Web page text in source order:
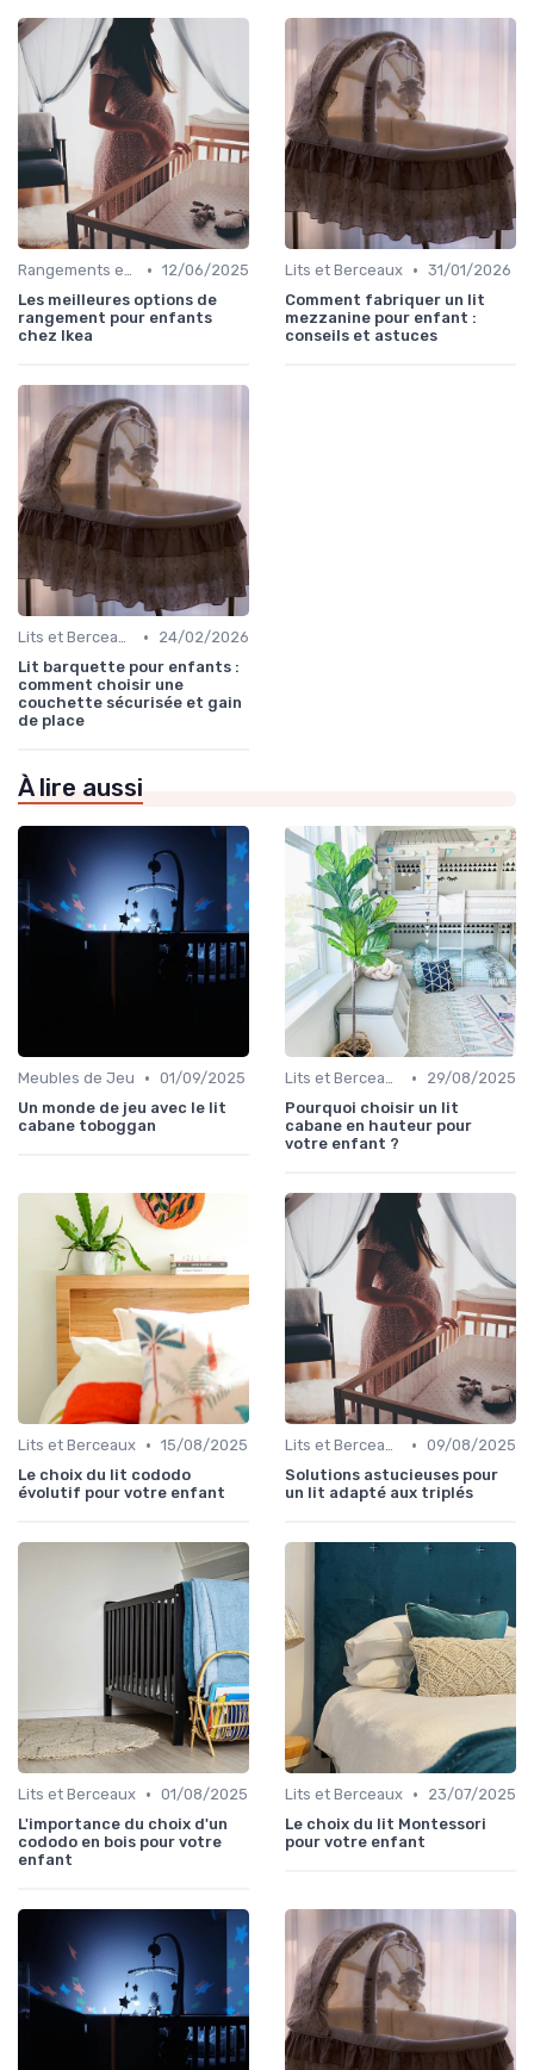
Rangements et Étagères • 12/06/2025
Les meilleures options de
rangement pour enfants
chez Ikea
Lits et Berceaux • 31/01/2026
Comment fabriquer un lit
mezzanine pour enfant :
conseils et astuces
Lits et Berceaux •
24/02/2026
Lit barquette pour enfants :
comment choisir une
couchette sécurisée et gain
de place
À lire aussi
Meubles de Jeu • 01/09/2025
Un monde de jeu avec le lit
cabane toboggan
Lits et Berceaux •
29/08/2025
Pourquoi choisir un lit
cabane en hauteur pour
votre enfant ?
Lits et Berceaux • 15/08/2025
Le choix du lit cododo
évolutif pour votre enfant
Lits et Berceaux • 09/08/2025
Solutions astucieuses pour
un lit adapté aux triplés
Lits et Berceaux • 01/08/2025
L'importance du choix d'un
cododo en bois pour votre
enfant
Lits et Berceaux •
23/07/2025
Le choix du lit Montessori
pour votre enfant